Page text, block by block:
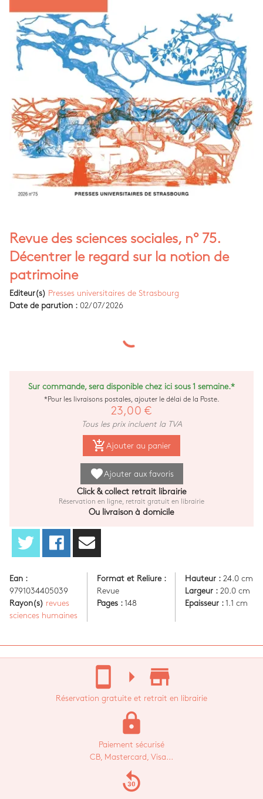
Revue des sciences sociales, n° 75.
Décentrer le regard sur la notion de
patrimoine
Editeur(s) Presses universitaires de Strasbourg
Date de parution : 02/07/2026
Sur commande, sera disponible chez ici sous 1 semaine.*
*Pour les livraisons postales, ajouter le délai de la Poste.
23,00 €
Tous les prix incluent la TVA
add_shopping_cart Ajouter au panier
favoriteAjouter aux favoris
Click & collect retrait librairie
Réservation en ligne, retrait gratuit en librairie
Ou livraison à domicile
Ean :
9791034405039
Rayon(s) revues
sciences humaines
Format et Reliure :
Revue
Pages : 148
Hauteur :24.0 cm
Largeur :20.0 cm
Epaisseur :1.1 cm
stay_current_portrait arrow_right store_mall_directory
Réservation gratuite et retrait en librairie
lock
Paiement sécurisé
CB, Mastercard, Visa...
replay_30